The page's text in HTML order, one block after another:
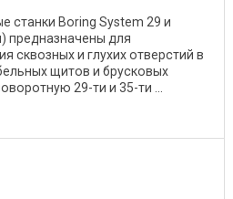
станки Boring System 29 и
предназначены для
сквозных и глухих отверстий в
щитов и брусковых
29-ти и 35-ти ...